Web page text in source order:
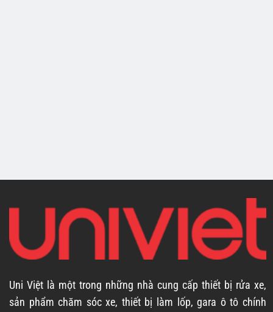
Uni Việt là một trong những nhà cung cấp thiết bị rửa xe,
sản phẩm chăm sóc xe, thiết bị làm lốp, gara ô tô chính